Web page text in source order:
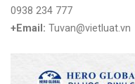
0938 234 777
+Email: Tuvan@vietluat.vn